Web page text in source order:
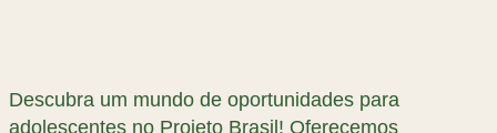
Descubra um mundo de oportunidades para
adolescentes no Projeto Brasil! Oferecemos